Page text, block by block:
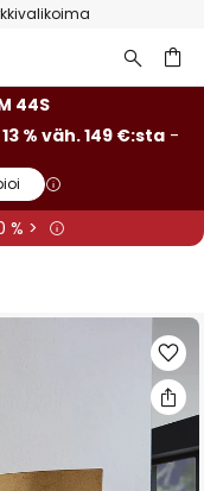
44S
% väh. 149 €:sta -
>